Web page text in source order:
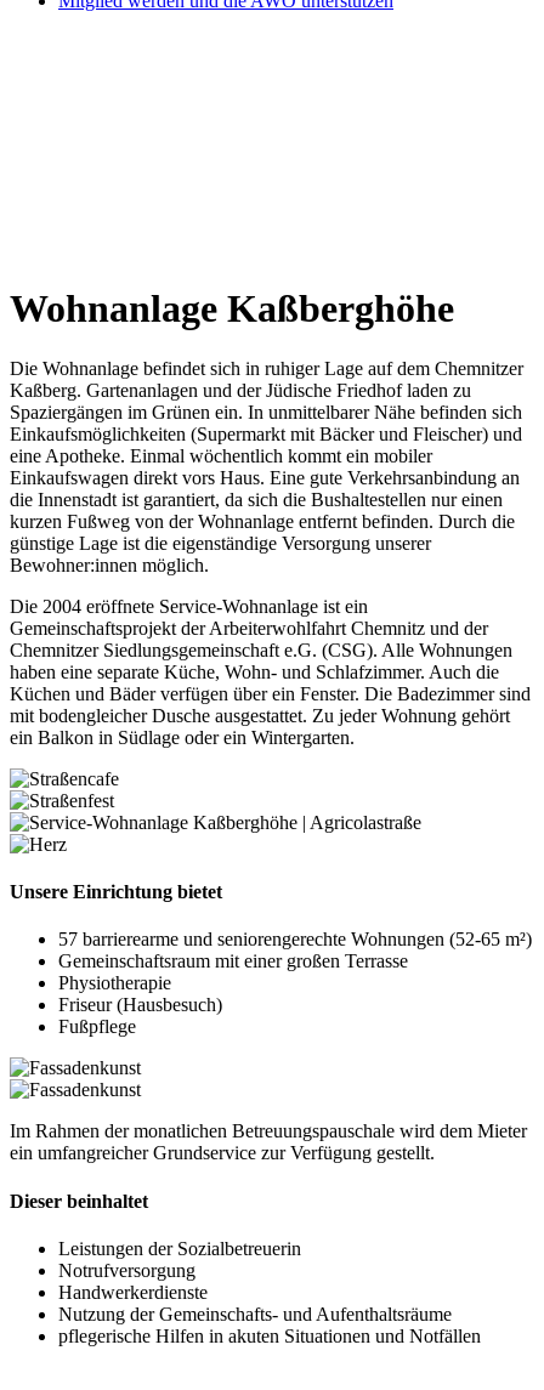
Wohnanlage Kaßberghöhe
Die Wohnanlage befindet sich in ruhiger Lage auf dem Chemnitzer
Kaßberg. Gartenanlagen und der Jüdische Friedhof laden zu
Spaziergängen im Grünen ein. In unmittelbarer Nähe befinden sich
Einkaufsmöglichkeiten (Supermarkt mit Bäcker und Fleischer) und
eine Apotheke. Einmal wöchentlich kommt ein mobiler
Einkaufswagen direkt vors Haus. Eine gute Verkehrsanbindung an
die Innenstadt ist garantiert, da sich die Bushaltestellen nur einen
kurzen Fußweg von der Wohnanlage entfernt befinden. Durch die
günstige Lage ist die eigenständige Versorgung unserer
Bewohner:innen möglich.
Die 2004 eröffnete Service-Wohnanlage ist ein
Gemeinschaftsprojekt der Arbeiterwohlfahrt Chemnitz und der
Chemnitzer Siedlungsgemeinschaft e.G. (CSG). Alle Wohnungen
haben eine separate Küche, Wohn- und Schlafzimmer. Auch die
Küchen und Bäder verfügen über ein Fenster. Die Badezimmer sind
mit bodengleicher Dusche ausgestattet. Zu jeder Wohnung gehört
ein Balkon in Südlage oder ein Wintergarten.
Unsere Einrichtung bietet
57 barrierearme und seniorengerechte Wohnungen (52-65 m²)
Gemeinschaftsraum mit einer großen Terrasse
Physiotherapie
Friseur (Hausbesuch)
Fußpflege
Im Rahmen der monatlichen Betreuungspauschale wird dem Mieter
ein umfangreicher Grundservice zur Verfügung gestellt.
Dieser beinhaltet
Leistungen der Sozialbetreuerin
Notrufversorgung
Handwerkerdienste
Nutzung der Gemeinschafts- und Aufenthaltsräume
pflegerische Hilfen in akuten Situationen und Notfällen